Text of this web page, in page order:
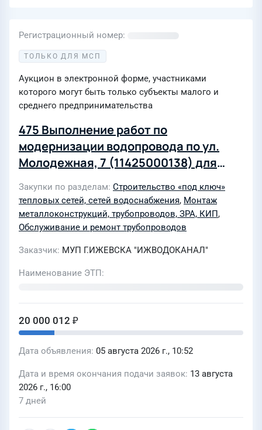
Регистрационный номер
ТОЛЬКО ДЛЯ МСП
Аукцион в электронной форме, участниками
которого могут быть только субъекты малого и
среднего предпринимательства
475 Выполнение работ по
модернизации водопровода по ул.
Молодежная, 7 (11425000138) для
"ИЖВОДОКАНАЛ"
Закупки по разделам Строительство «под ключ»
тепловых сетей, сетей водоснабжения, Монтаж
металлоконструкций, трубопроводов, ЗРА, КИП,
Обслуживание и ремонт трубопроводов
Заказчик МУП Г.ИЖЕВСКА "ИЖВОДОКАНАЛ"
Наименование ЭТП
20 000 012 ₽
Дата объявления 05 августа 2026 г., 10:52
Дата и время окончания подачи заявок 13 августа
2026 г., 16:00
7 дней